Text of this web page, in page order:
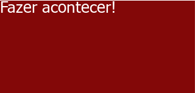
Fazer acontecer!